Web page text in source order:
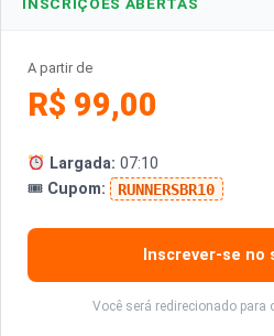
A partir de
R$ 99,00
Largada: 07:10
🎟 Cupom: RUNNERSBR10
Inscrever-se no
Você será redirecionado para